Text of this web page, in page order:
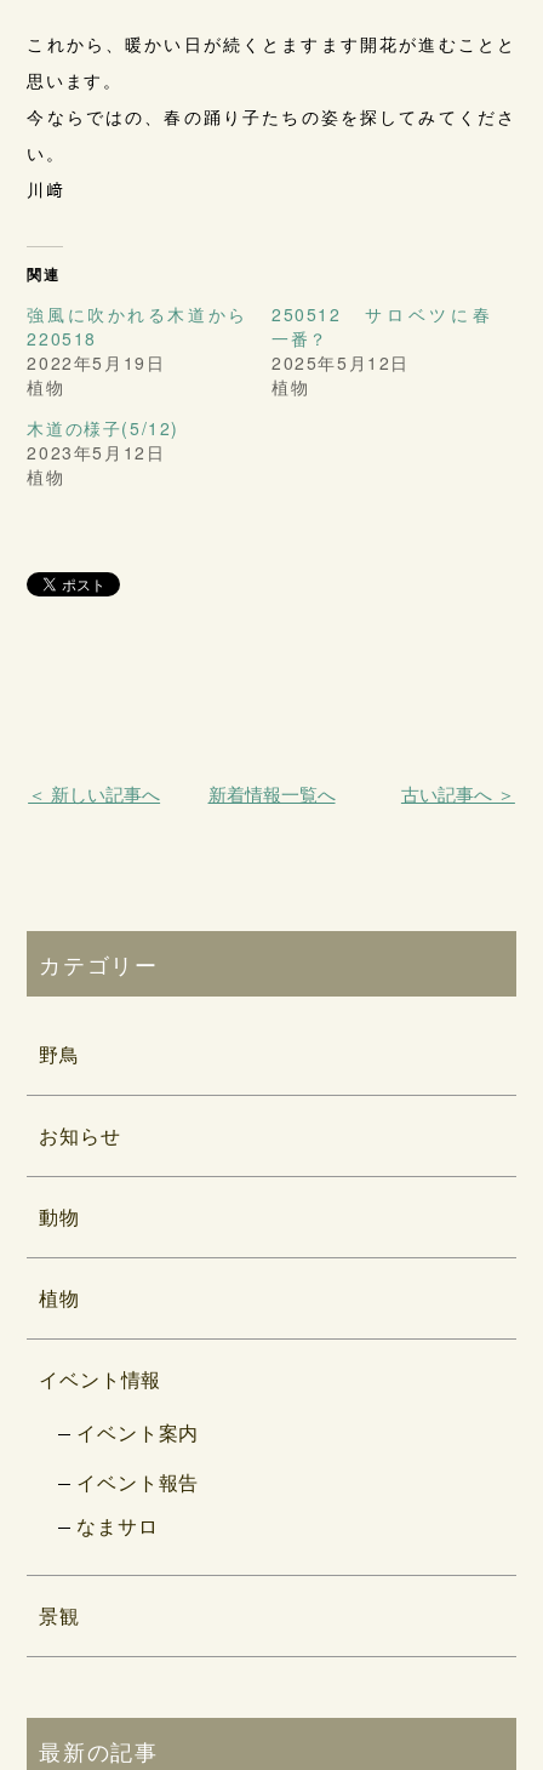
これから、暖かい日が続くとますます開花が進むことと
思います。
今ならではの、春の踊り子たちの姿を探してみてくださ
い。
川﨑
関連
強風に吹かれる木道から
220518
2022年5月19日
植物
250512 サロベツに春
一番？
2025年5月12日
植物
木道の様子(5/12)
2023年5月12日
植物
＜ 新しい記事へ 新着情報一覧へ 古い記事へ ＞
カテゴリー
野鳥
お知らせ
動物
植物
イベント情報
イベント案内
イベント報告
なまサロ
景観
最新の記事